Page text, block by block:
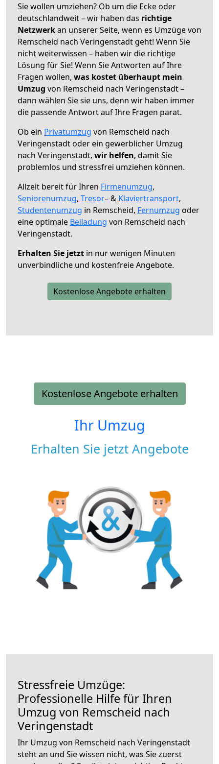
Sie wollen umziehen? Ob um die Ecke oder
deutschlandweit – wir haben das richtige
Netzwerkan unserer Seite, wenn es Umzüge von
Remscheid nach Veringenstadt geht! Wenn Sie
nicht weiterwissen – haben wir die richtige
Lösung für Sie! Wenn Sie Antworten auf Ihre
Fragen wollen, was kostet überhaupt mein
Umzug von Remscheid nach Veringenstadt –
dann wählen Sie sie uns, denn wir haben immer
die passende Antwort auf Ihre Fragen parat.
Ob ein Privatumzug von Remscheid nach
Veringenstadt oder ein gewerblicher Umzug
nach Veringenstadt, wir helfen, damit Sie
problemlos und stressfrei umziehen können.
Allzeit bereit für Ihren Firmenumzug,
Seniorenumzug, Tresor– & Klaviertransport,
Studentenumzug in Remscheid, Fernumzug oder
eine optimale Beiladung von Remscheid nach
Veringenstadt.
Erhalten Sie jetzt in nur wenigen Minuten
unverbindliche und kostenfreie Angebote.
Kostenlose Angebote erhalten
Kostenlose Angebote erhalten
Ihr Umzug
Erhalten Sie jetzt Angebote
Stressfreie Umzüge:
Professionelle Hilfe für Ihren
Umzug von Remscheid nach
Veringenstadt
Ihr Umzug von Remscheid nach Veringenstadt
steht an und Sie wissen nicht, was Sie zuerst